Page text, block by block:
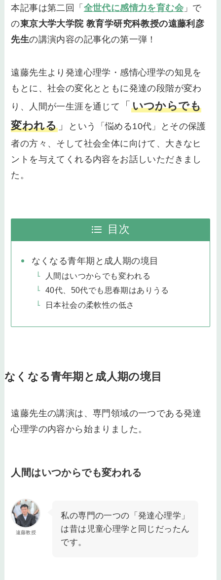
本記事は第二回「 全世代に感情力を育む会 」で
の東京大学大学院 教育学研究科教授の遠藤利彦
先生の講演内容の記事化の第一弾！
遠藤先生より発達心理学・感情心理学の知見を
もとに、社会の変化とともに発達の段階が変わ
り、人間が一生涯を通じて
「 いつからでも
変われる 」
という「悩める10代」とその保護
者の方々、そして社会全体に向けて、大きなヒ
ントを与えてくれる内容をお話しいただきまし
た。
目次
なくなる青年期と成人期の境目
人間はいつからでも変われる
40代、50代でも思春期はありうる
日本社会の柔軟性の低さ
なくなる青年期と成人期の境目
遠藤先生の講演は、専門領域の一つである発達
心理学の内容から始まりました。
人間はいつからでも変われる
遠藤教授
私の専門の一つの「発達心理学」
は昔は児童心理学と同じだったん
です。